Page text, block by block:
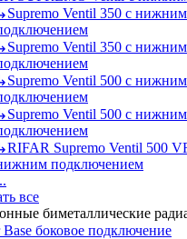
Supremo Ventil 350 с
Supremo Ventil 350 с
Supremo Ventil 500 с
Supremo Ventil 500 с
RIFAR Supremo Ventil 500
подключением
все
биметаллические
боковое подключение